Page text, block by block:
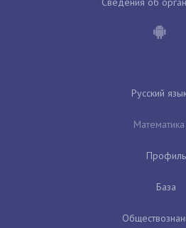
Русский
Математика
Профиль
База